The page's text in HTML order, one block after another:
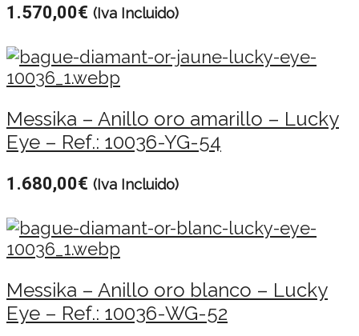
1.570,00€ (Iva Incluido)
Messika – Anillo oro amarillo – Lucky
Eye – Ref.: 10036-YG-54
1.680,00€ (Iva Incluido)
Messika – Anillo oro blanco – Lucky
Eye – Ref.: 10036-WG-52